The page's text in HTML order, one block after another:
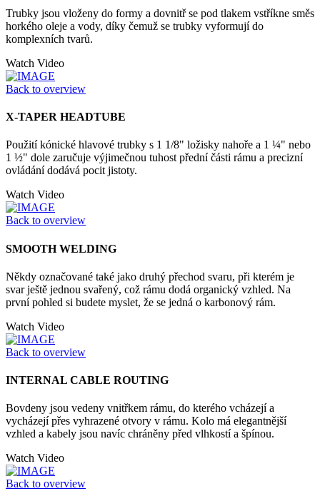
Trubky jsou vloženy do formy a dovnitř se pod tlakem vstříkne směs
horkého oleje a vody, díky čemuž se trubky vyformují do
komplexních tvarů.
Watch Video
Back to overview
X-TAPER HEADTUBE
Použití kónické hlavové trubky s 1 1/8" ložisky nahoře a 1 ¼" nebo
1 ½" dole zaručuje výjimečnou tuhost přední části rámu a precizní
ovládání dodává pocit jistoty.
Watch Video
Back to overview
SMOOTH WELDING
Někdy označované také jako druhý přechod svaru, při kterém je
svar ještě jednou svařený, což rámu dodá organický vzhled. Na
první pohled si budete myslet, že se jedná o karbonový rám.
Watch Video
Back to overview
INTERNAL CABLE ROUTING
Bovdeny jsou vedeny vnitřkem rámu, do kterého vcházejí a
vycházejí přes vyhrazené otvory v rámu. Kolo má elegantnější
vzhled a kabely jsou navíc chráněny před vlhkostí a špínou.
Watch Video
Back to overview